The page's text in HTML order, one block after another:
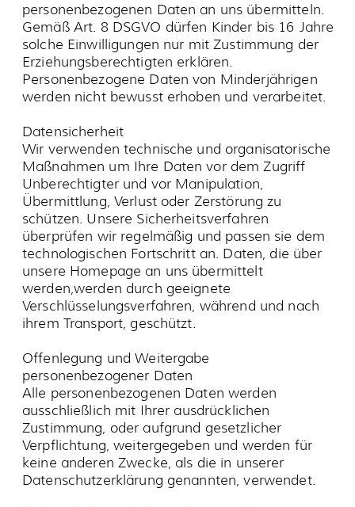
aufgefordert werden Daten über sich
einzugeben, erfolgt deren Transport über das
Internet unter Verwendung von SSL-
Verschlüsselung, um Ihre Daten vor einer
Kenntnisnahme durch Unbefugte zu schützen.
Elektronische Post (E-Mail)
Wenn Sie uns E-Mails senden wird Ihre E-Mail-
unverschlüsselt per E-Mail an uns senden
können möglicherweise auf dem
Übertragungsweg von Dritten gelesen werden.
Wir können in der Regel auch Ihre Identität
nicht überprüfen und wissen nicht, wer sich
hinter einer E-Mail-Adresse verbirgt, so dass
eine rechtssichere Kommunikation durch
einfache E-Mail daher nicht gewährleistet ist.
Wir setzen zudem sog. SPAM-Filter gegen
unerwünschte Werbung ein, die in seltenen
Fällen auch normale E-Mails fälschlicherweise
automatisch als unerwünschte Werbung
einordnen und löschen können. E-Mails, die
schädigende Programme („Viren“) enthalten,
werden von uns in jedem Fall automatisch
gelöscht.
Wenn Sie unser Kontaktformular benutzen,
werden Ihre Daten durch Verwendung einer
SSL-Verbindung (https://) verschlüsselt und
entsprechend § 13 Abs. 7 TMG geschützt.
Zudem werden sie bei Verwendung aufgefordert
durch Klick, der im Formular enthaltenen
Checkbox, Ihrer Zustimmung zu unseren
Datenschutzrichtlinien zu bestätigen. Erst
nachdem Sie so Ihrer Einwilligung erklärt haben
wird Ihre Anfrage an uns versandt. Ihre an uns
gesendeten Angaben werden ausschließlich zur